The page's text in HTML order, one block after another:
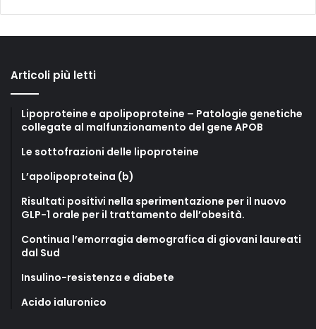
Articoli più letti
Lipoproteine e apolipoproteine – Patologie genetiche
collegate al malfunzionamento del gene APOB
Le sottofrazioni delle lipoproteine
L’apolipoproteina (b)
Risultati positivi nella sperimentazione per il nuovo
GLP-1 orale per il trattamento dell’obesità.
Continua l’emorragia demografica di giovani laureati
dal Sud
Insulino-resistenza e diabete
Acido ialuronico